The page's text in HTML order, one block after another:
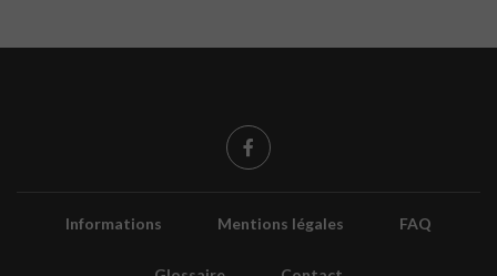
Informations Mentions légales FAQ